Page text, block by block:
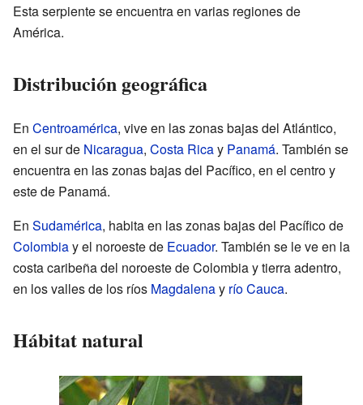
Esta serpiente se encuentra en varias regiones de
América.
Distribución geográfica
En Centroamérica, vive en las zonas bajas del Atlántico,
en el sur de Nicaragua, Costa Ricay Panamá. También se
encuentra en las zonas bajas del Pacífico, en el centro y
este de Panamá.
En Sudamérica, habita en las zonas bajas del Pacífico de
Colombiay el noroeste de Ecuador. También se le ve en la
costa caribeña del noroeste de Colombia y tierra adentro,
en los valles de los ríos Magdalenay río Cauca.
Hábitat natural